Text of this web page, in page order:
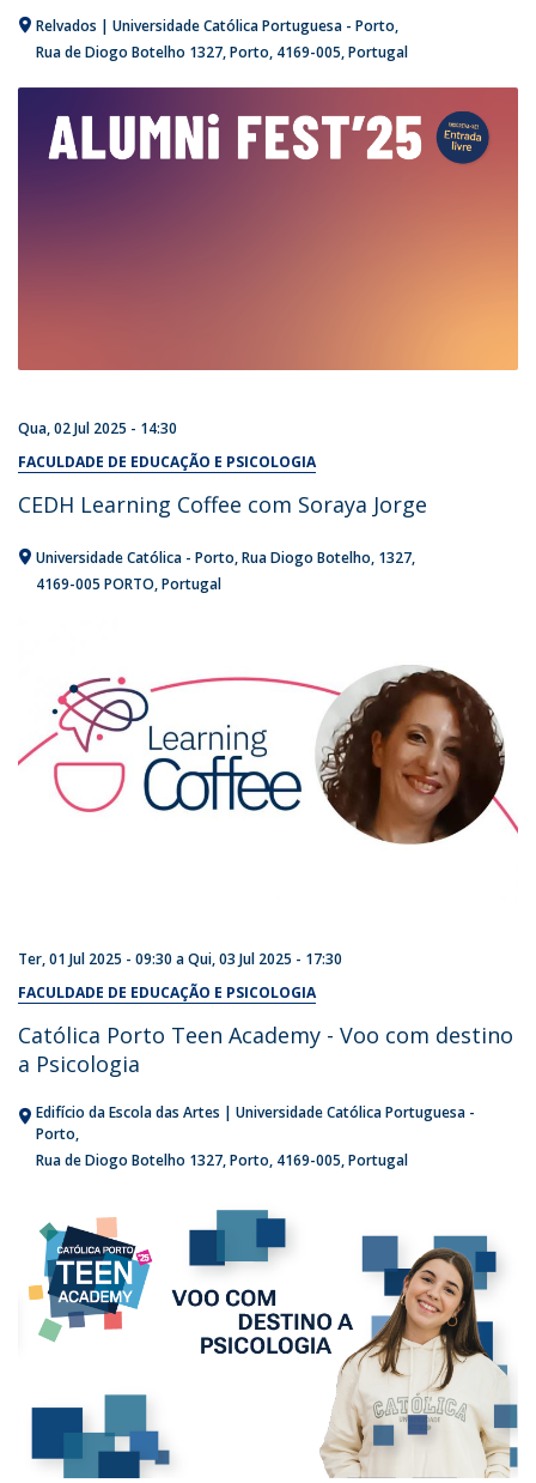
Relvados | Universidade Católica Portuguesa - Porto
Rua de Diogo Botelho 1327 Porto 4169-005 Portugal
Qua, 02 Jul 2025 - 14:30
FACULDADE DE EDUCAÇÃO E PSICOLOGIA
CEDH Learning Coffee com Soraya Jorge
Universidade Católica - Porto Rua Diogo Botelho, 1327
4169-005 PORTO Portugal
Ter, 01 Jul 2025 - 09:30 aQui, 03 Jul 2025 - 17:30
FACULDADE DE EDUCAÇÃO E PSICOLOGIA
Católica Porto Teen Academy - Voo com destino
a Psicologia
Edifício da Escola das Artes | Universidade Católica Portuguesa -
Porto
Rua de Diogo Botelho 1327 Porto 4169-005 Portugal